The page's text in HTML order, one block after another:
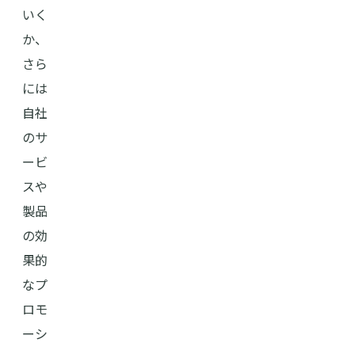
いく
か、
さら
には
自社
のサ
ービ
スや
製品
の効
果的
なプ
ロモ
ーシ